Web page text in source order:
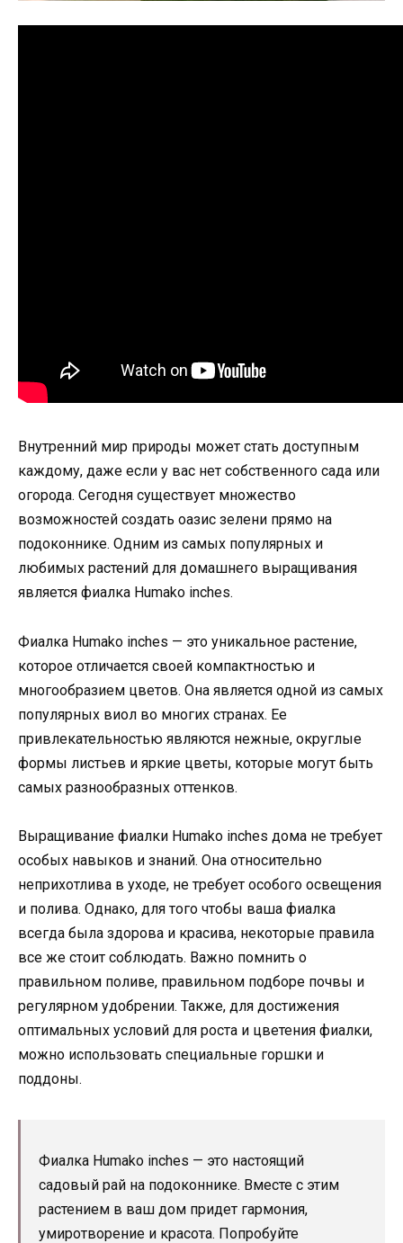
Внутренний мир природы может стать доступным
каждому, даже если у вас нет собственного сада или
огорода. Сегодня существует множество
возможностей создать оазис зелени прямо на
подоконнике. Одним из самых популярных и
любимых растений для домашнего выращивания
является фиалка Humako inches.
Фиалка Humako inches — это уникальное растение,
которое отличается своей компактностью и
многообразием цветов. Она является одной из самых
популярных виол во многих странах. Ее
привлекательностью являются нежные, округлые
формы листьев и яркие цветы, которые могут быть
самых разнообразных оттенков.
Выращивание фиалки Humako inches дома не требует
особых навыков и знаний. Она относительно
неприхотлива в уходе, не требует особого освещения
и полива. Однако, для того чтобы ваша фиалка
всегда была здорова и красива, некоторые правила
все же стоит соблюдать. Важно помнить о
правильном поливе, правильном подборе почвы и
регулярном удобрении. Также, для достижения
оптимальных условий для роста и цветения фиалки,
можно использовать специальные горшки и
поддоны.
Фиалка Humako inches — это настоящий
садовый рай на подоконнике. Вместе с этим
растением в ваш дом придет гармония,
умиротворение и красота. Попробуйте